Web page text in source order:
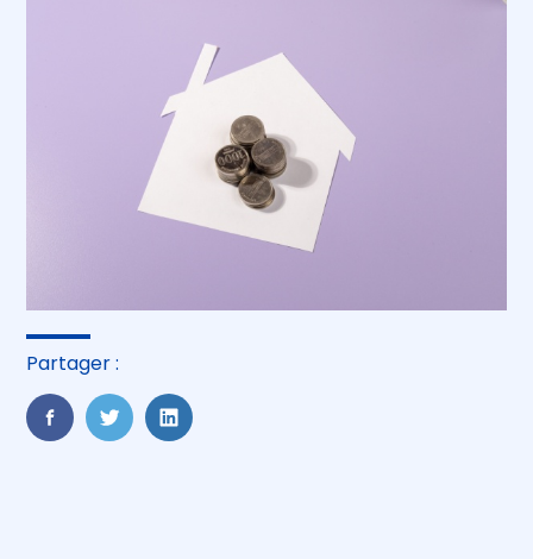
Partager :
FaceBook
TwitterLinkedIn